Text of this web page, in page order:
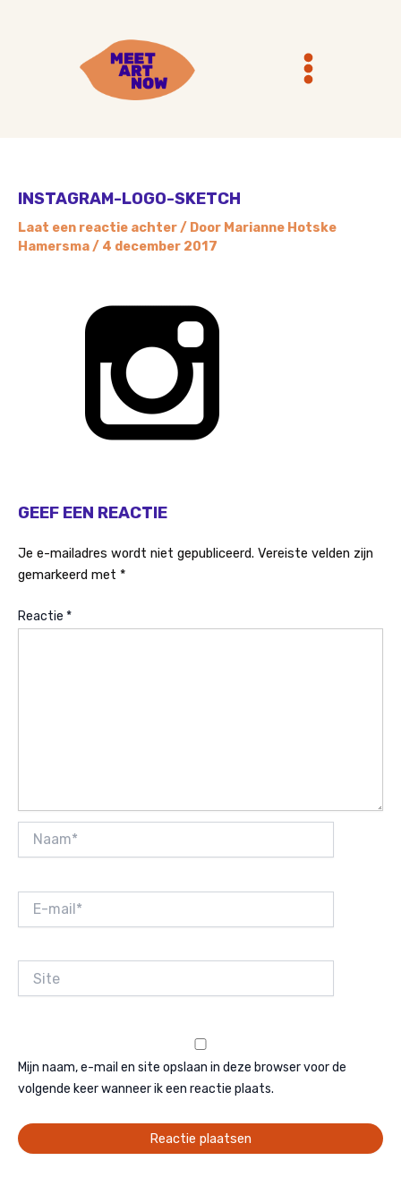
Menu
INSTAGRAM-LOGO-SKETCH
Laat een reactie achter/ Door Marianne Hotske
Hamersma/ 4 december 2017
GEEF EEN REACTIE
Je e-mailadres wordt niet gepubliceerd. Vereiste velden zijn
gemarkeerd met *
Reactie *
Naam*
E-
mail*
Site
Mijn naam, e-mail en site opslaan in deze browser voor de
volgende keer wanneer ik een reactie plaats.